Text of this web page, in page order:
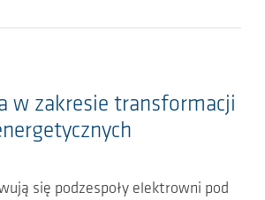
w zakresie transformacji
się podzespoły elektrowni pod